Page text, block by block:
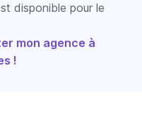
disponible pour le
mon agence à
!